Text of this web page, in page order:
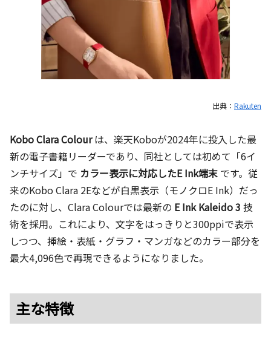
出典： Rakuten
Kobo Clara Colourは、楽天Koboが2024年に投入した最
新の電子書籍リーダーであり、同社としては初めて「6イ
ンチサイズ」で カラー表示に対応したE Ink端末 です。従
来のKobo Clara 2Eなどが白黒表示（モノクロE Ink）だっ
たのに対し、Clara Colourでは最新の E Ink Kaleido 3 技
術を採用。これにより、文字をはっきりと300ppiで表示
しつつ、挿絵・表紙・グラフ・マンガなどのカラー部分を
最大4,096色で再現できるようになりました。
主な特徴